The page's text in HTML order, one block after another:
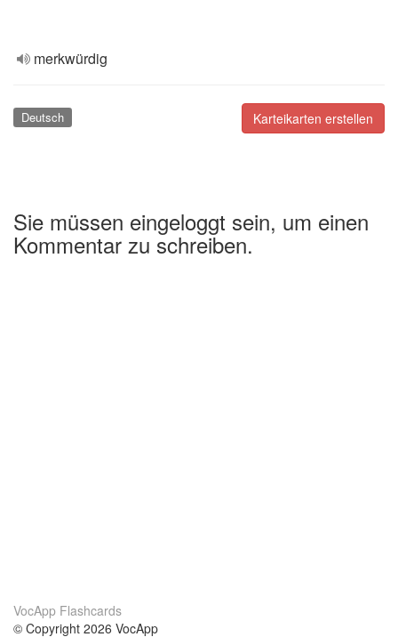
merkwürdig
Karteikarten erstellen
Deutsch
Sie müssen eingeloggt sein, um einen
Kommentar zu schreiben.
VocApp Flashcards
© Copyright 2026 VocApp